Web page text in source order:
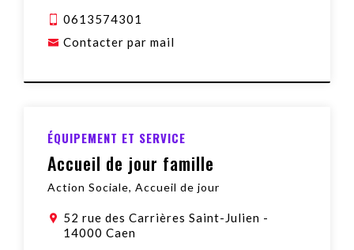
0613574301
Contacter par mail
ÉQUIPEMENT ET SERVICE
Accueil de jour famille
Action Sociale, Accueil de jour
52 rue des Carrières Saint-Julien -
14000 Caen